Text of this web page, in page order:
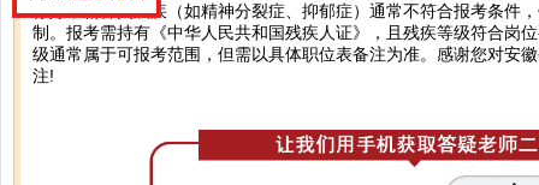
你好，精神类残疾（如精神分裂症、抑郁症）通常不符合报考条件
制。报考需持有《中华人民共和国残疾人证》，且残疾等级符合岗
级通常属于可报考范围，但需以具体职位表备注为准。感谢您对安
注!